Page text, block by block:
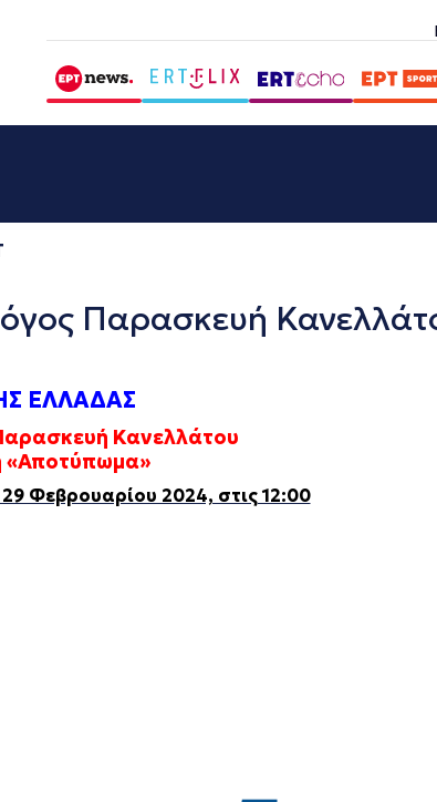
Παρασκευή
ΕΛΛΑΔΑΣ
Κανελλάτου
«Αποτύπωμα»
Φεβρουαρίου 2024, στις 12:00